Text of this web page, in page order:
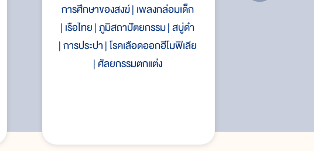
เยาวชนฯ
การศึกษาของสงฆ์ เพลงกล่อมเด็ก
เรือไทย ภูมิสถาปัตยกรรม สบู่ดำ
การประปา โรคเลือดออกฮีโมฟิเลีย
ศัลยกรรมตกแต่ง